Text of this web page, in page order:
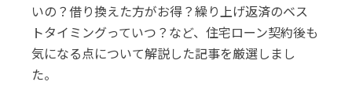
いの？借り換えた方がお得？繰り上げ返済のベス
トタイミングっていつ？など、住宅ローン契約後も
気になる点について解説した記事を厳選しまし
た。